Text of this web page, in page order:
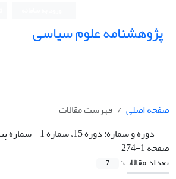
پژوهشنامه علوم سیاسی
صفحه اصلی
فهرست مقالات
دوره و شماره:
صفحه 1-274
تعداد مقالات:
7